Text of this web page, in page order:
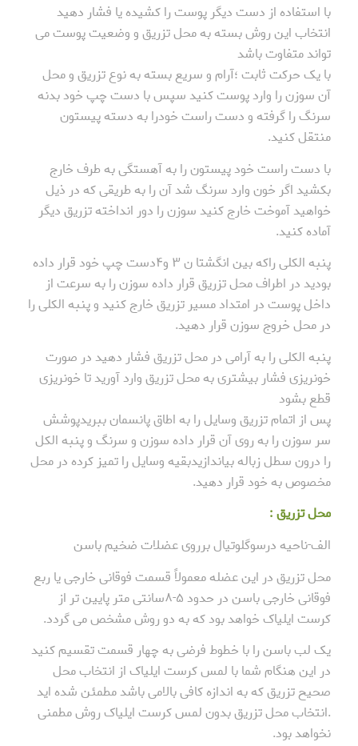
با استفاده از دست دیگر پوست را کشیده یا فشار دهید
انتخاب این روش بسته به محل تزریق و وضعیت پوست می
تواند متفاوت باشد
با یک حرکت ثابت ؛آرام و سریع بسته به نوع تزریق و محل
آن سوزن را وارد پوست کنید سپس با دست چپ خود بدنه
سرنگ را گرفته و دست راست خودرا به دسته پیستون
منتقل کنید.
با دست راست خود پیستون را به آهستگی به طرف خارج
بکشید اگر خون وارد سرنگ شد آن را به طریقی که در ذیل
خواهید آموخت خارج کنید سوزن را دور انداخته تزریق دیگر
آماده کنید.
پنبه الکلی راکه بین انگشتا ن ۳ و۴دست چپ خود قرار داده
بودید در اطراف محل تزریق قرار داده سوزن را به سرعت از
داخل پوست در امتداد مسیر تزریق خارج کنید و پنبه الکلی را
در محل خروج سوزن قرار دهید.
پنبه الکلی را به آرامی در محل تزریق فشار دهید در صورت
خونریزی فشار بیشتری به محل تزریق وارد آورید تا خونریزی
قطع بشود
پس از اتمام تزریق وسایل را به اطاق پانسمان ببریدپوشش
سر سوزن را به روی آن قرار داده سوزن و سرنگ و پنبه الکل
را درون سطل زباله بیاندازیدبقیه وسایل را تمیز کرده در محل
مخصوص به خود قرار دهید.
محل تزریق :
الف-ناحیه درسوگلوتیال برروی عضلات ضخیم باسن
محل تزریق در این عضله معمولاً قسمت فوقانی خارجی یا ربع
فوقانی خارجی باسن در حدود ۵-۸سانتی متر پایین تر از
کرست ایلیاک خواهد بود که به دو روش مشخص می گردد.
یک لب باسن را با خطوط فرضی به چهار قسمت تقسیم کنید
در این هنگام شما با لمس کرست ایلیاک از انتخاب محل
صحیح تزریق که به اندازه کافی بالامی باشد مطمئن شده اید
.انتخاب محل تزریق بدون لمس کرست ایلیاک روش مطمنی
نخواهد بود.